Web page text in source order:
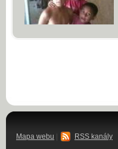
Mapa webu RSS kanály